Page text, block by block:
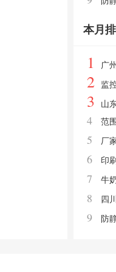
本月
1 广州
2 监
3 山
4 范围
5 厂
6 印刷
7 牛
8 四川
9 防